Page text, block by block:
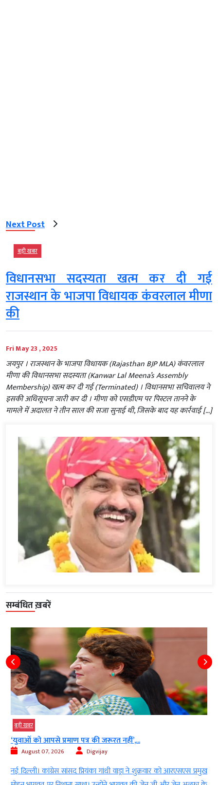
Next Post
बड़ी खबर
विधानसभा सदस्यता खत्म कर दी गई
राजस्थान के भाजपा विधायक कंवरलाल मीणा
की
Fri May 23 , 2025
जयपुर । राजस्थान के भाजपा विधायक (Rajasthan BJP MLA) कंवरलाल
मीणा की विधानसभा सदस्यता (Kanwar Lal Meena’s Assembly
Membership) खत्म कर दी गई (Terminated) । विधानसभा सचिवालय ने
इसकी अधिसूचना जारी कर दी । मीणा को एसडीएम पर पिस्टल तानने के
मामले में अदालत ने तीन साल की सजा सुनाई थी, जिसके बाद यह कार्रवाई […]
सम्बंधित ख़बरें
बड़ी खबर
‘युवाओं को आपसे प्रमाण पत्र की जरूरत नहीं’,...
August 07, 2026 Digvijay
नई दिल्ली। कांग्रेस सांसद प्रियंका गांधी वाड्रा ने शुक्रवार को आरएसएस प्रमुख